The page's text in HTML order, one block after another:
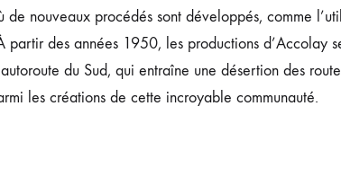
de nouveaux procédés sont développés, comme
partir des années 1950, les productions d’Accolay
du Sud, qui entraîne une désertion des
les créations de cette incroyable communauté.